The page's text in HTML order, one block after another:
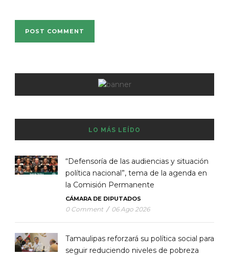
LO MÁS LEÍDO
“Defensoría de las audiencias y situación
política nacional”, tema de la agenda en
la Comisión Permanente
CÁMARA DE DIPUTADOS
0 Comment / 06 Ago 2026
Tamaulipas reforzará su política social para
seguir reduciendo niveles de pobreza